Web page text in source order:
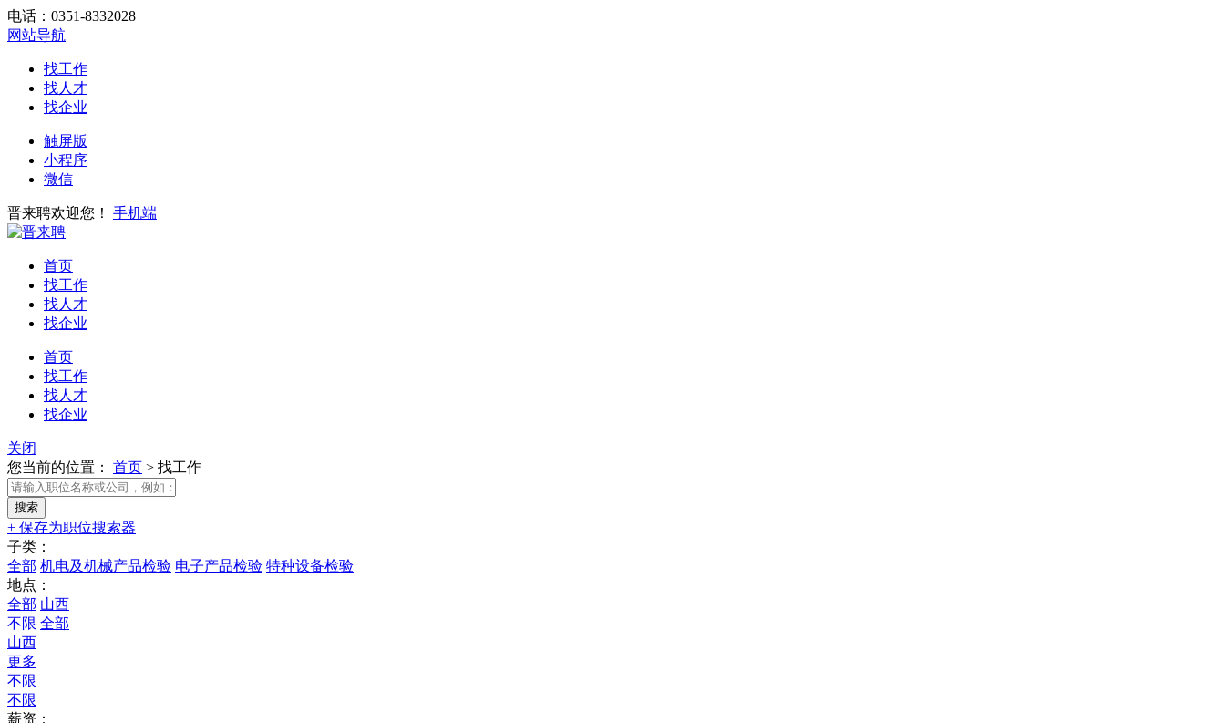
电话：0351-8332028
网站导航
找工作
找人才
找企业
触屏版
小程序
微信
晋来聘欢迎您！ 手机端
首页
找工作
找人才
找企业
首页
找工作
找人才
找企业
关闭
您当前的位置： 首页 > 找工作
+ 保存为职位搜索器
子类：
全部 机电及机械产品检验 电子产品检验 特种设备检验
地点：
全部 山西
不限 全部
山西
更多
不限
不限
薪资：